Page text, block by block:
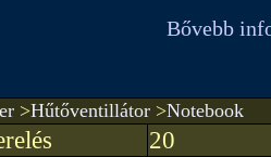
Bővebb
>Hűtőventillátor >Notebook
20